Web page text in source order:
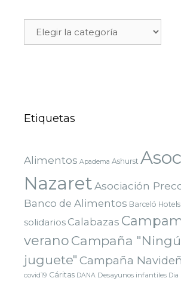
Etiquetas
Alimentos Apadema Ashurst
NazaretAsociación
Banco de Alimentos Barceló Hotels
solidarios Calabazas
verano Campaña
juguete" Campaña
covid19 Cáritas DANA Desayunos infantiles Dia